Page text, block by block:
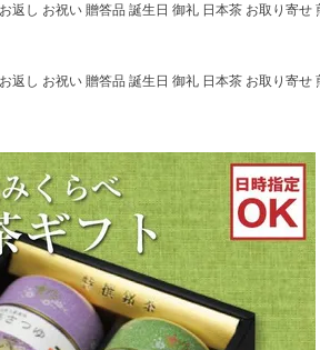
し お祝い 贈答品 誕生日 御礼 日本茶 お取り寄
し お祝い 贈答品 誕生日 御礼 日本茶 お取り寄